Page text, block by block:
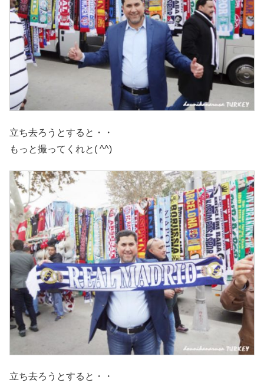
立ち去ろうとすると・・
もっと撮ってくれと( ^^)
立ち去ろうとすると・・